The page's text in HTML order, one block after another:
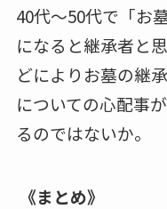
40代～50代で「お
になると継承者と
どによりお墓の継
についての心配事
るのではないか。
《まとめ》